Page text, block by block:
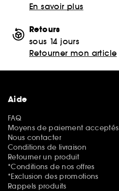
En savoir plus
Retours
sous 14 jours
Retourner mon article
Aide
FAQ
Moyens de paiement acceptés
Nous contacter
Conditions de livraison
Retourner un produit
*Conditions de nos offres
*Exclusion des promotions
Rappels produits